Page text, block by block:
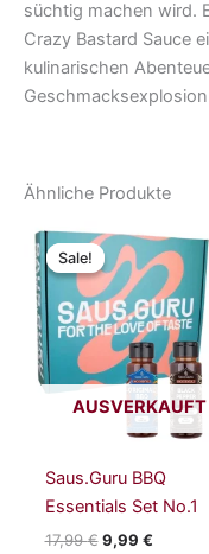
süchtig machen wird.
Crazy Bastard Sauce
kulinarischen
Ähnliche Produkte
Sale!
AUSVERKAUFT
Sale!
Saus.Guru BBQ
Essentials Set No.1
17,99€
Ursprünglicher
Preis
war:
17,99 €
9,99 €
Preis
ist:
9,99 €.